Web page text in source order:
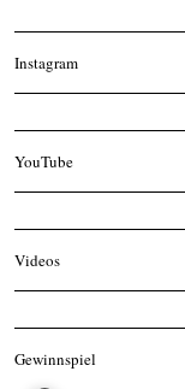
Instagram
YouTube
Videos
Gewinnspiel